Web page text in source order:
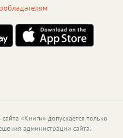
«Книги» допускается только
администрации сайта.